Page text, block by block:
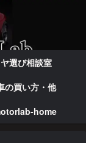
選び相談室
の買い方・他
home